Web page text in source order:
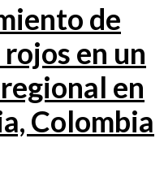
de
en un
en
Colombia